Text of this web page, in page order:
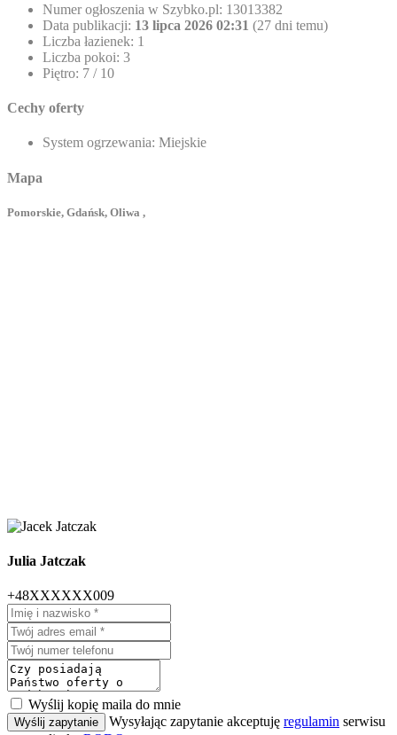
Numer ogłoszenia w Szybko.pl: 13013382
Data publikacji: 13 lipca 2026 02:31 (27 dni temu)
Liczba łazienek: 1
Liczba pokoi: 3
Piętro: 7 / 10
Cechy oferty
System ogrzewania: Miejskie
Mapa
Pomorskie, Gdańsk, Oliwa ,
Julia Jatczak
+48XXXXXX009
Wyślij kopię maila do mnie
Wyślij zapytanie Wysyłając zapytanie akceptuję regulamin serwisu